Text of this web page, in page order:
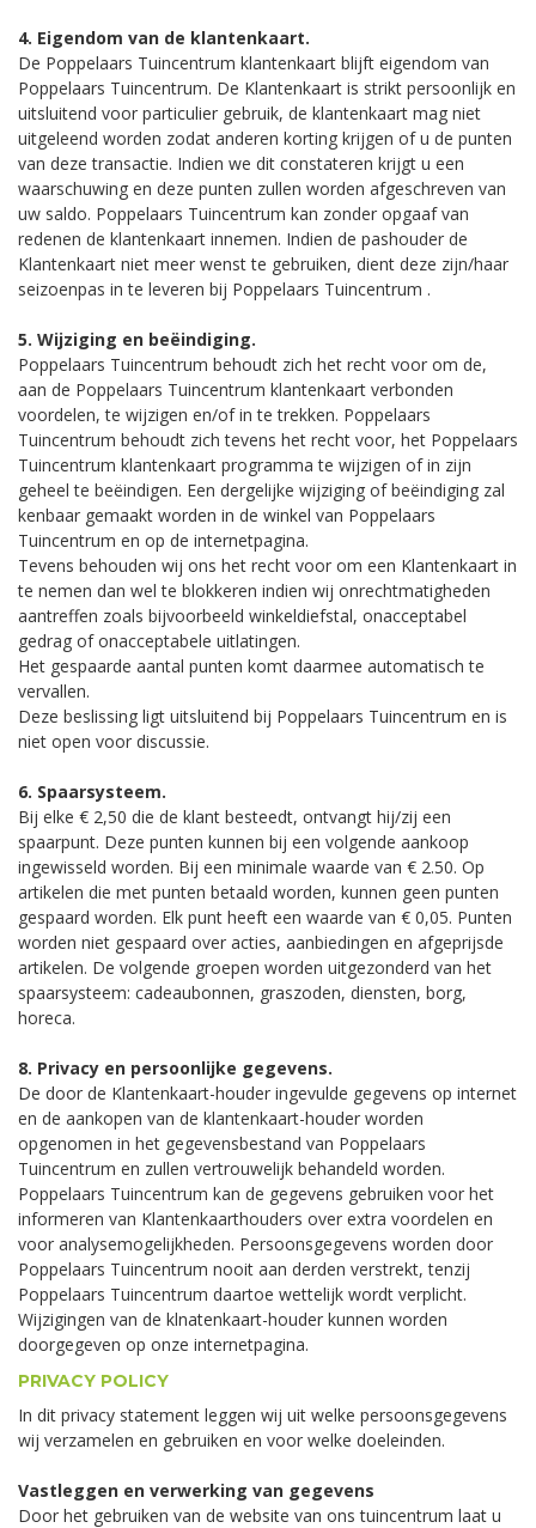
4. Eigendom van de klantenkaart.
De Poppelaars Tuincentrum klantenkaart blijft eigendom van
Poppelaars Tuincentrum. De Klantenkaart is strikt persoonlijk en
uitsluitend voor particulier gebruik, de klantenkaart mag niet
uitgeleend worden zodat anderen korting krijgen of u de punten
van deze transactie. Indien we dit constateren krijgt u een
waarschuwing en deze punten zullen worden afgeschreven van
uw saldo. Poppelaars Tuincentrum kan zonder opgaaf van
redenen de klantenkaart innemen. Indien de pashouder de
Klantenkaart niet meer wenst te gebruiken, dient deze zijn/haar
seizoenpas in te leveren bij Poppelaars Tuincentrum .
5. Wijziging en beëindiging.
Poppelaars Tuincentrum behoudt zich het recht voor om de,
aan de Poppelaars Tuincentrum klantenkaart verbonden
voordelen, te wijzigen en/of in te trekken. Poppelaars
Tuincentrum behoudt zich tevens het recht voor, het Poppelaars
Tuincentrum klantenkaart programma te wijzigen of in zijn
geheel te beëindigen. Een dergelijke wijziging of beëindiging zal
kenbaar gemaakt worden in de winkel van Poppelaars
Tuincentrum en op de internetpagina.
Tevens behouden wij ons het recht voor om een Klantenkaart in
te nemen dan wel te blokkeren indien wij onrechtmatigheden
aantreffen zoals bijvoorbeeld winkeldiefstal, onacceptabel
gedrag of onacceptabele uitlatingen.
Het gespaarde aantal punten komt daarmee automatisch te
vervallen.
Deze beslissing ligt uitsluitend bij Poppelaars Tuincentrum en is
niet open voor discussie.
6. Spaarsysteem.
Bij elke € 2,50 die de klant besteedt, ontvangt hij/zij een
spaarpunt. Deze punten kunnen bij een volgende aankoop
ingewisseld worden. Bij een minimale waarde van € 2.50. Op
artikelen die met punten betaald worden, kunnen geen punten
gespaard worden. Elk punt heeft een waarde van € 0,05. Punten
worden niet gespaard over acties, aanbiedingen en afgeprijsde
artikelen. De volgende groepen worden uitgezonderd van het
spaarsysteem: cadeaubonnen, graszoden, diensten, borg,
horeca.
8. Privacy en persoonlijke gegevens.
De door de Klantenkaart-houder ingevulde gegevens op internet
en de aankopen van de klantenkaart-houder worden
opgenomen in het gegevensbestand van Poppelaars
Tuincentrum en zullen vertrouwelijk behandeld worden.
Poppelaars Tuincentrum kan de gegevens gebruiken voor het
informeren van Klantenkaarthouders over extra voordelen en
voor analysemogelijkheden. Persoonsgegevens worden door
Poppelaars Tuincentrum nooit aan derden verstrekt, tenzij
Poppelaars Tuincentrum daartoe wettelijk wordt verplicht.
Wijzigingen van de klnatenkaart-houder kunnen worden
doorgegeven op onze internetpagina.
PRIVACY POLICY
In dit privacy statement leggen wij uit welke persoonsgegevens
wij verzamelen en gebruiken en voor welke doeleinden.
Vastleggen en verwerking van gegevens
Door het gebruiken van de website van ons tuincentrum laat u